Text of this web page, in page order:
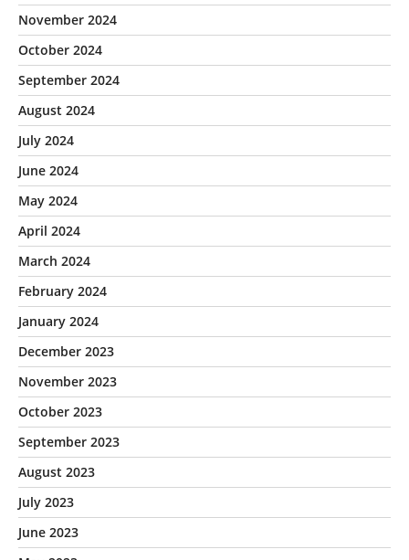
November 2024
October 2024
September 2024
August 2024
July 2024
June 2024
May 2024
April 2024
March 2024
February 2024
January 2024
December 2023
November 2023
October 2023
September 2023
August 2023
July 2023
June 2023